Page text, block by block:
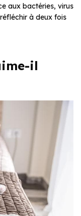
aux bactéries, virus
à deux fois
il